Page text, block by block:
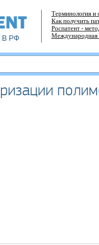
В РФ
Терминология и
Как получить
Роспатент -
Международная